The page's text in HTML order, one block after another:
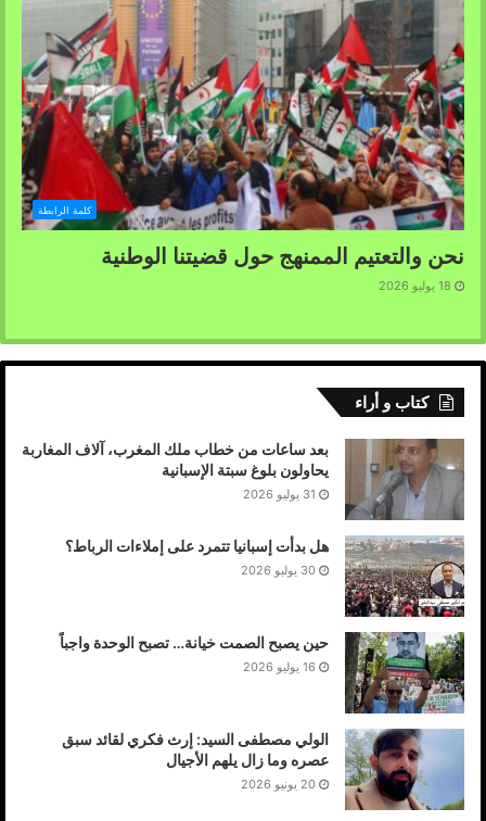
كلمة الرابطة
نحن والتعتيم الممنهج حول قضيتنا الوطنية
18 يوليو 2026
كتاب و أراء
بعد ساعات من خطاب ملك المغرب، آلاف المغاربة
يحاولون بلوغ سبتة الإسبانية
31 يوليو 2026
هل بدأت إسبانيا تتمرد على إملاءات الرباط؟
30 يوليو 2026
حين يصبح الصمت خيانة… تصبح الوحدة واجباً
16 يوليو 2026
الولي مصطفى السيد: إرث فكري لقائد سبق
عصره وما زال يلهم الأجيال
20 يونيو 2026